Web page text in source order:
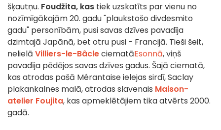
šķautņu. Foudžita, kas tiek uzskatīts par vienu no
nozīmīgākajām 20. gadu "plaukstošo divdesmito
gadu" personībām, pusi savas dzīves pavadīja
dzimtajā Japānā, bet otru pusi - Francijā. Tieši šeit,
nelielā Villiers-le-BâcleciematāEsonnā, viņš
pavadīja pēdējos savas dzīves gadus. Šajā ciematā,
kas atrodas pašā Mérantaise ielejas sirdī, Saclay
plakankalnes malā, atrodas slavenais Maison-
atelier Foujita, kas apmeklētājiem tika atvērts 2000.
gadā.